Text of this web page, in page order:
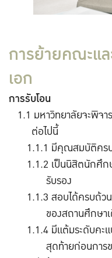
การย้ายคณะแล
เอก
การรับโอน
มหาวิทยาลัยจะพิจ
ต่อไปนี้
มีคุณสมบัติคร
เป็นนิสิตนักศึก
รับรอง
สอบได้ครบถ้ว
ของสถานศึกษา
มีแต้มระดับคะ
สุดท้ายก่อนการ